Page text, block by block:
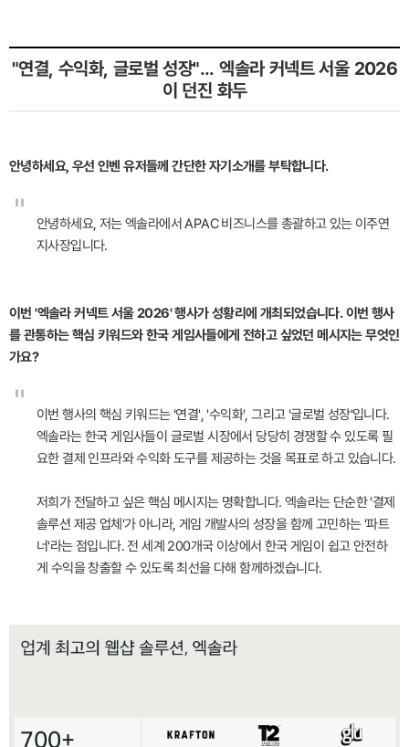
"연결, 수익화, 글로벌 성장"... 엑솔라 커넥트 서울 2026
이 던진 화두
안녕하세요, 우선 인벤 유저들께 간단한 자기소개를 부탁합니다.
"
안녕하세요, 저는 엑솔라에서 APAC 비즈니스를 총괄하고 있는 이주연
지사장입니다.
이번 '엑솔라 커넥트 서울 2026' 행사가 성황리에 개최되었습니다. 이번 행사
를 관통하는 핵심 키워드와 한국 게임사들에게 전하고 싶었던 메시지는 무엇인
가요?
"
이번 행사의 핵심 키워드는 '연결', '수익화', 그리고 '글로벌 성장'입니다.
엑솔라는 한국 게임사들이 글로벌 시장에서 당당히 경쟁할 수 있도록 필
요한 결제 인프라와 수익화 도구를 제공하는 것을 목표로 하고 있습니다.
저희가 전달하고 싶은 핵심 메시지는 명확합니다. 엑솔라는 단순한 '결제
솔루션 제공 업체'가 아니라, 게임 개발사의 성장을 함께 고민하는 '파트
너'라는 점입니다. 전 세계 200개국 이상에서 한국 게임이 쉽고 안전하
게 수익을 창출할 수 있도록 최선을 다해 함께하겠습니다.